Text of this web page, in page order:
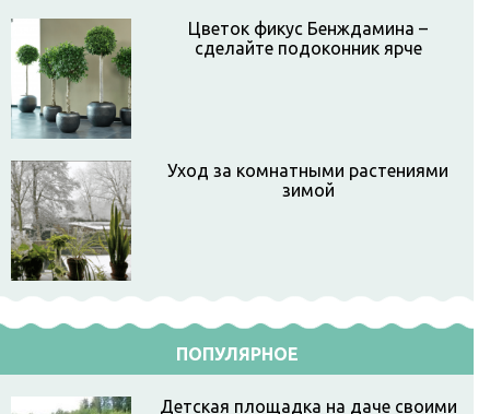
Цветок фикус Бенждамина –
сделайте подоконник ярче
Уход за комнатными растениями
зимой
ПОПУЛЯРНОЕ
Детская площадка на даче своими